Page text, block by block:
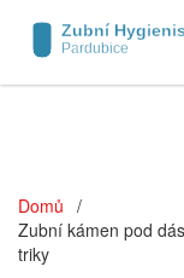
Domů
Zubní kámen pod
triky